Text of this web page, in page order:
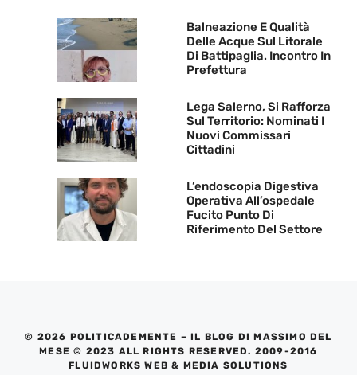
Balneazione E Qualità
Delle Acque Sul Litorale
Di Battipaglia. Incontro In
Prefettura
Lega Salerno, Si Rafforza
Sul Territorio: Nominati I
Nuovi Commissari
Cittadini
L’endoscopia Digestiva
Operativa All’ospedale
Fucito Punto Di
Riferimento Del Settore
© 2026 POLITICADEMENTE – IL BLOG DI MASSIMO DEL
MESE © 2023 ALL RIGHTS RESERVED. 2009-2016
FLUIDWORKS WEB & MEDIA SOLUTIONS